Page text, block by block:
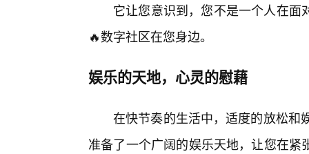
它让您意识到，您不是一个人在
🔥数字社区在您身边。
娱乐的天地，心灵的慰藉
在快节奏的生活中，适度的放松和
准备了一个广阔的娱乐天地，让您在